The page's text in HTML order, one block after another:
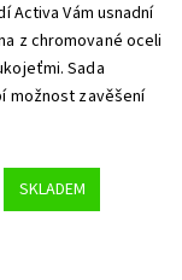
Activa Vám usnadní
z chromované oceli
Sada
možnost zavěšení
SKLADEM